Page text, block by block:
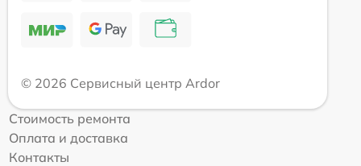
© 2026 Сервисный центр Ardor
Стоимость ремонта
Оплата и доставка
Контакты